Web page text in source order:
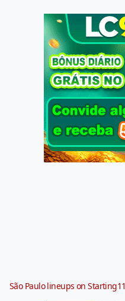
São Paulo lineups on Starting11